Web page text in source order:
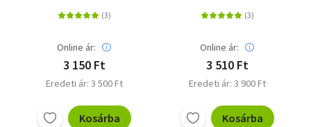
Online ár:
3 150 Ft
Eredeti ár: 3 500 Ft
Kosárba
Online ár:
3 510 Ft
Eredeti ár: 3 900 Ft
Kosárba